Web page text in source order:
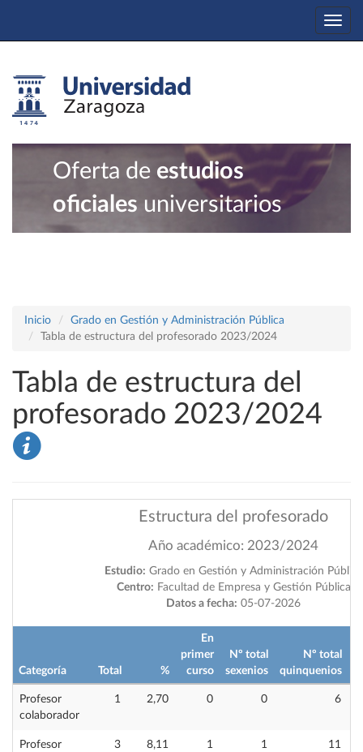
Oferta de estudios
oficiales universitarios
Inicio
Grado en Gestión y Administración Pública
Tabla de estructura del profesorado 2023/2024
Tabla de estructura del
profesorado 2023/2024
Estructura del profesorado
Año académico: 2023/2024
Estudio: Grado en Gestión y Administración Pública
Centro: Facultad de Empresa y Gestión Pública
Datos a fecha: 05-07-2026
Categoría Total %
En
primer
curso
Nº total
sexenios
Nº total
quinquenios
Profesor
colaborador
1 2,70 0 0 6
Profesor
3 8,11 1 1 11